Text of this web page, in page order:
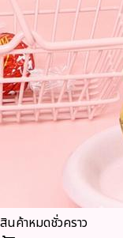
สินค้าหมดชั่วคราว